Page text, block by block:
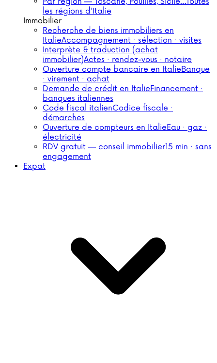
les régions d'Italie
Immobilier
Recherche de biens immobiliers en
ItalieAccompagnement · sélection · visites
Interprète & traduction (achat
immobilier)Actes · rendez-vous · notaire
Ouverture compte bancaire en ItalieBanque
· virement · achat
Demande de crédit en ItalieFinancement ·
banques italiennes
Code fiscal italienCodice fiscale ·
démarches
Ouverture de compteurs en ItalieEau · gaz ·
électricité
RDV gratuit — conseil immobilier15 min · sans
engagement
Expat